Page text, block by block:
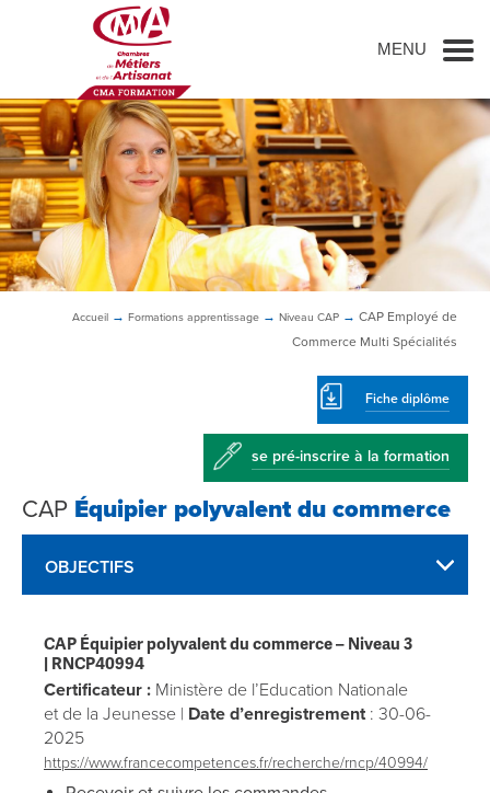
Go to main content
MENU
Accueil → Formations apprentissage → Niveau CAP → CAP Employé de
Commerce Multi Spécialités
Fiche diplôme
se pré-inscrire à la formation
CAP Équipier polyvalent du commerce
OBJECTIFS
CAP Équipier polyvalent du commerce– Niveau 3
|RNCP40994
Certificateur : Ministère de l’Education Nationale
et de la Jeunesse | Date d’enregistrement: 30-06-
2025
https://www.francecompetences.fr/recherche/rncp/40994/